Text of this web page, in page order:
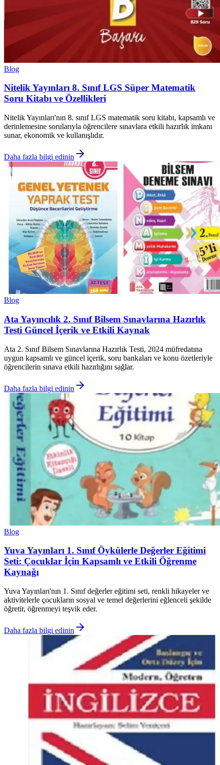
Blog
Nitelik Yayınları 8. Sınıf LGS Süper Matematik
Soru Kitabı ve Özellikleri
Nitelik Yayınları'nın 8. sınıf LGS matematik soru kitabı, kapsamlı ve
derinlemesine sorularıyla öğrencilere sınavlara etkili hazırlık imkanı
sunar, ekonomik ve kullanışlıdır.
Daha fazla bilgi edinin
Blog
Ata Yayıncılık 2. Sınıf Bilsem Sınavlarına Hazırlık
Testi Güncel İçerik ve Etkili Kaynak
Ata 2. Sınıf Bilsem Sınavlarına Hazırlık Testi, 2024 müfredatına
uygun kapsamlı ve güncel içerik, soru bankaları ve konu özetleriyle
öğrencilerin sınava etkili hazırlığını sağlar.
Daha fazla bilgi edinin
Blog
Yuva Yayınları 1. Sınıf Öykülerle Değerler Eğitimi
Seti: Çocuklar İçin Kapsamlı ve Etkili Öğrenme
Kaynağı
Yuva Yayınları'nın 1. Sınıf değerler eğitimi seti, renkli hikayeler ve
aktivitelerle çocukların sosyal ve temel değerlerini eğlenceli şekilde
öğretir, öğrenmeyi teşvik eder.
Daha fazla bilgi edinin